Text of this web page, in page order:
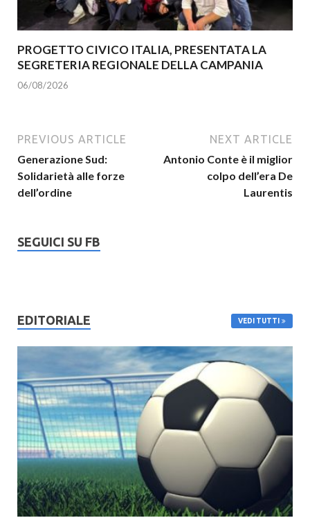
PROGETTO CIVICO ITALIA, PRESENTATA LA
SEGRETERIA REGIONALE DELLA CAMPANIA
06/08/2026
PREVIOUS ARTICLE
Generazione Sud:
Solidarietà alle forze
dell’ordine
NEXT ARTICLE
Antonio Conte è il miglior
colpo dell’era De
Laurentis
SEGUICI SU FB
EDITORIALE VEDI TUTTI